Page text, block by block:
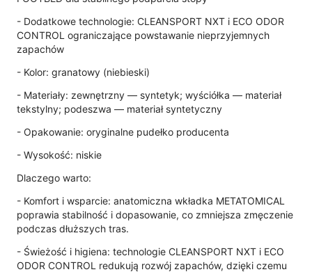
- Dodatkowe technologie: CLEANSPORT NXT i ECO ODOR
CONTROL ograniczające powstawanie nieprzyjemnych
zapachów
- Kolor: granatowy (niebieski)
- Materiały: zewnętrzny — syntetyk; wyściółka — materiał
tekstylny; podeszwa — materiał syntetyczny
- Opakowanie: oryginalne pudełko producenta
- Wysokość: niskie
Dlaczego warto:
- Komfort i wsparcie: anatomiczna wkładka METATOMICAL
poprawia stabilność i dopasowanie, co zmniejsza zmęczenie
podczas dłuższych tras.
- Świeżość i higiena: technologie CLEANSPORT NXT i ECO
ODOR CONTROL redukują rozwój zapachów, dzięki czemu